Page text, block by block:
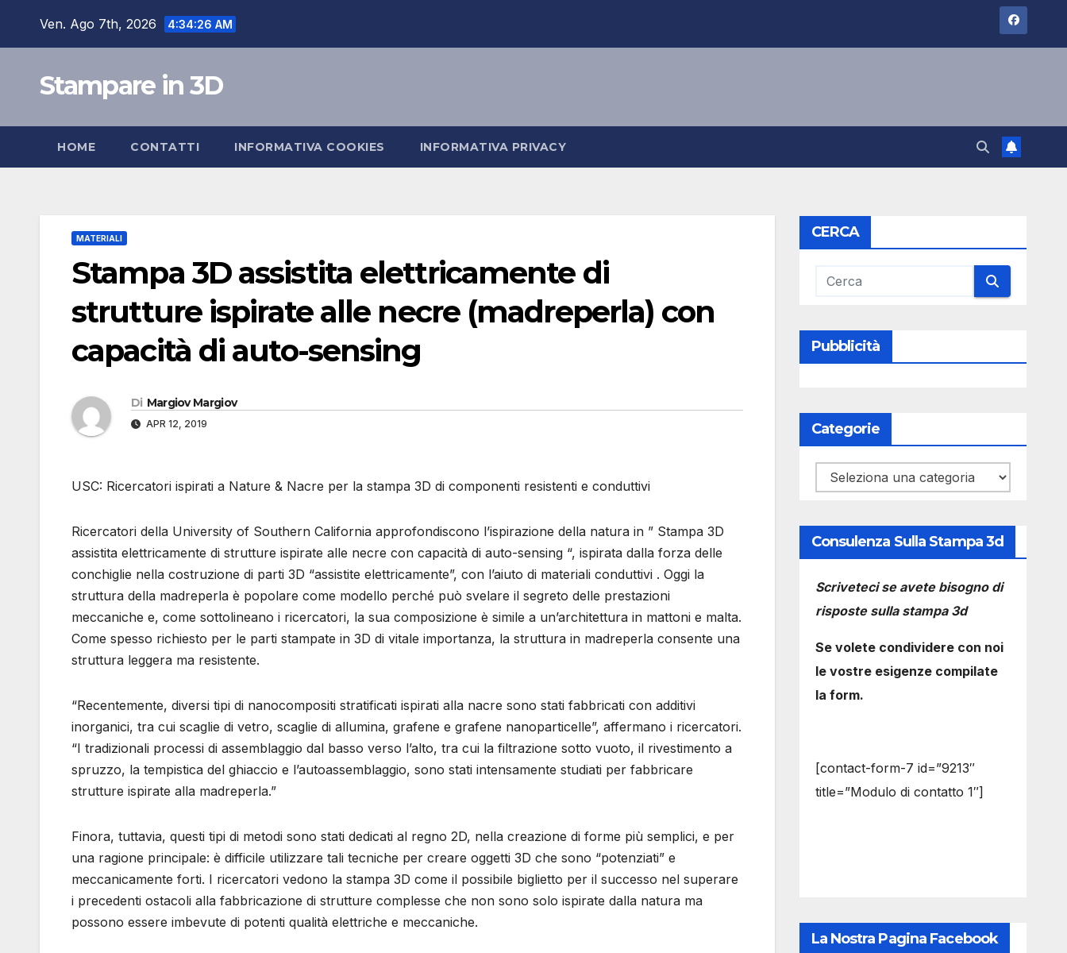
Ven. Ago 7th, 2026 4:34:27 AM
Stampare in 3D
HOME CONTATTI INFORMATIVA COOKIES INFORMATIVA PRIVACY
MATERIALI
Stampa 3D assistita elettricamente di
strutture ispirate alle necre (madreperla) con
capacità di auto-sensing
Di Margiov Margiov
APR 12, 2019
USC: Ricercatori ispirati a Nature & Nacre per la stampa 3D di componenti resistenti e conduttivi
Ricercatori della University of Southern California approfondiscono l’ispirazione della natura in ” Stampa 3D
assistita elettricamente di strutture ispirate alle necre con capacità di auto-sensing “, ispirata dalla forza delle
conchiglie nella costruzione di parti 3D “assistite elettricamente”, con l’aiuto di materiali conduttivi . Oggi la
struttura della madreperla è popolare come modello perché può svelare il segreto delle prestazioni
meccaniche e, come sottolineano i ricercatori, la sua composizione è simile a un’architettura in mattoni e malta.
Come spesso richiesto per le parti stampate in 3D di vitale importanza, la struttura in madreperla consente una
struttura leggera ma resistente.
“Recentemente, diversi tipi di nanocompositi stratificati ispirati alla nacre sono stati fabbricati con additivi
inorganici, tra cui scaglie di vetro, scaglie di allumina, grafene e grafene nanoparticelle”, affermano i ricercatori.
“I tradizionali processi di assemblaggio dal basso verso l’alto, tra cui la filtrazione sotto vuoto, il rivestimento a
spruzzo, la tempistica del ghiaccio e l’autoassemblaggio, sono stati intensamente studiati per fabbricare
strutture ispirate alla madreperla.”
Finora, tuttavia, questi tipi di metodi sono stati dedicati al regno 2D, nella creazione di forme più semplici, e per
una ragione principale: è difficile utilizzare tali tecniche per creare oggetti 3D che sono “potenziati” e
meccanicamente forti. I ricercatori vedono la stampa 3D come il possibile biglietto per il successo nel superare
i precedenti ostacoli alla fabbricazione di strutture complesse che non sono solo ispirate dalla natura ma
possono essere imbevute di potenti qualità elettriche e meccaniche.
CERCA
Pubblicità
Categorie
Categorie
Consulenza Sulla Stampa 3d
Scriveteci se avete bisogno di
risposte sulla stampa 3d
Se volete condividere con noi
le vostre esigenze compilate
la form.
[contact-form-7 id=”9213″
title=”Modulo di contatto 1″]
La Nostra Pagina Facebook